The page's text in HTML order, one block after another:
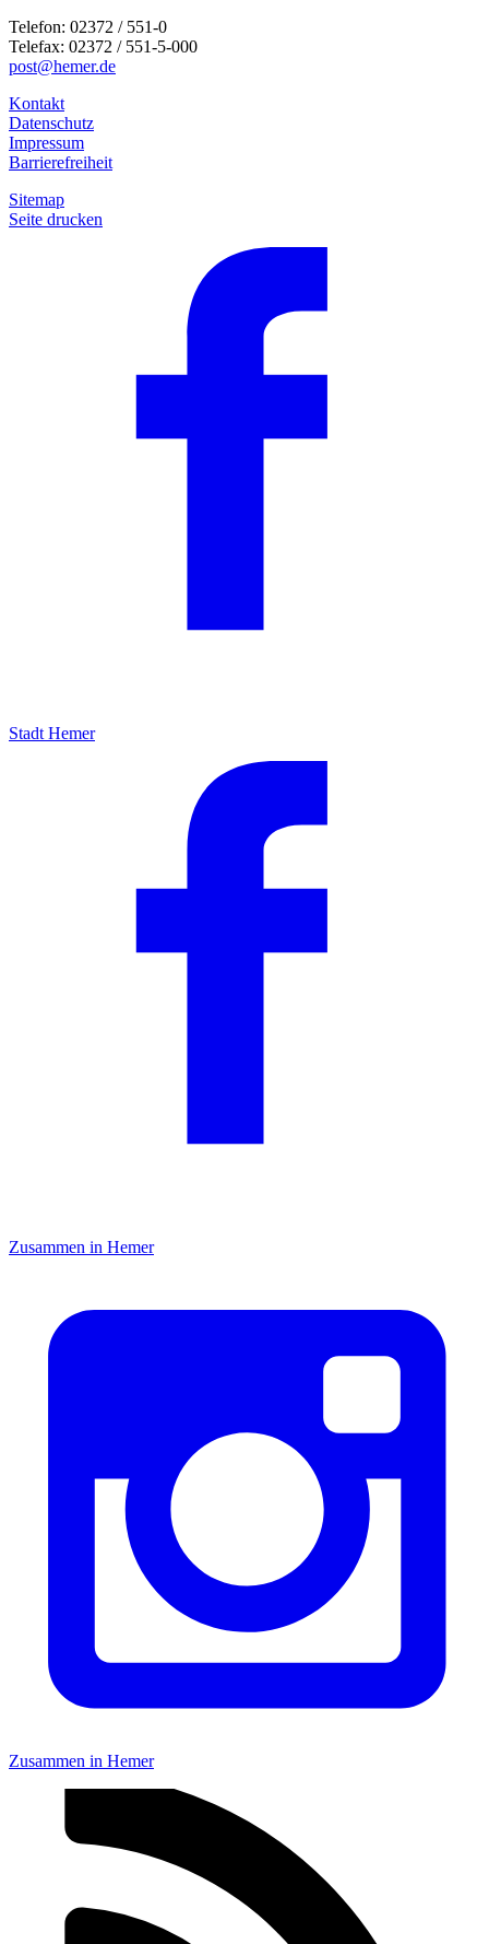
Telefon: 02372 / 551-0
Telefax: 02372 / 551-5-000
post@hemer.de
Kontakt
Datenschutz
Impressum
Barrierefreiheit
Sitemap
Seite drucken
Stadt Hemer
Zusammen in Hemer
Zusammen in Hemer